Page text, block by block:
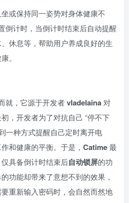
坐或保持同一姿势对身体健康不
倒计时，当倒计时结束后自动提醒
休息等，帮助用户养成良好的生
。
就，它源于开发者vladelaina 对
，开发者为了对抗自己 “停不下
一种方式提醒自己定时离开电
和健康的平衡。于是， Catime最
具备倒计时结束后自动锁屏的功
功能却带来了意想不到的效果，
重新输入密码时，会自然而然地